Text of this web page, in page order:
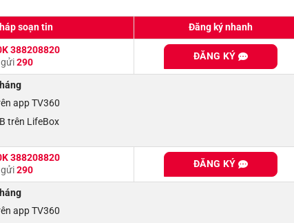
soạn tin Đăng ký nhanh
388208820
gửi290
ĐĂNG KÝ
app TV360
trên LifeBox
388208820
gửi290
ĐĂNG KÝ
app TV360